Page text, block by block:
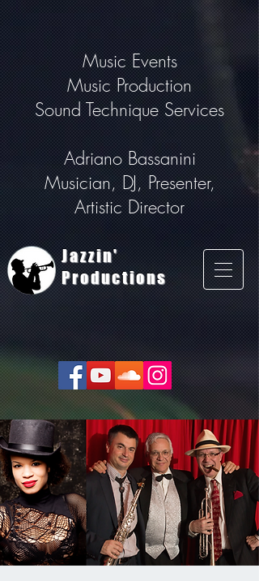
Music Events
Music Production
Sound Technique Services
Adriano Bassanini
Musician, DJ, Presenter,
Artistic Director
Jazzin'
Productions